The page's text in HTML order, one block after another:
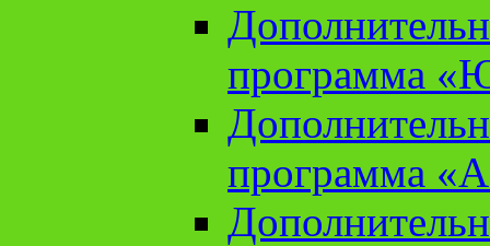
программа
программа